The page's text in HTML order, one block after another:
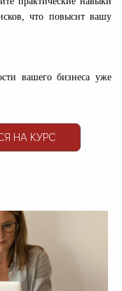
что повысит вашу
вашего бизнеса уже
НА КУРС